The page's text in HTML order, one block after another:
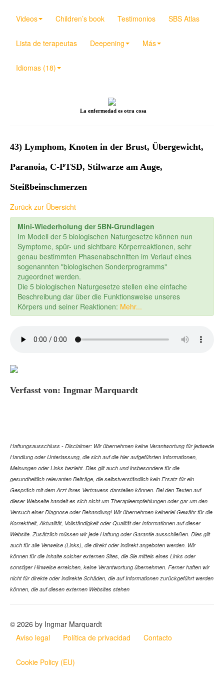
Videos Children’s book Testimonios SBS Atlas
Lista de terapeutas Deepening Más
Idiomas (18)
La enfermedad es otra cosa
43) Lymphom, Knoten in der Brust, Übergewicht,
Paranoia, C-PTSD, Stilwarze am Auge,
Steißbeinschmerzen
Zurück zur Übersicht
Mini-Wiederholung der 5BN-Grundlagen
Im Modell der 5 biologischen Naturgesetze können nun
Symptome, spür- und sichtbare Körperreaktionen, sehr
genau bestimmten Phasenabschnitten im Verlauf eines
sogenannten "biologischen Sonderprogramms"
zugeordnet werden.
Die 5 biologischen Naturgesetze stellen eine einfache
Beschreibung dar über die Funktionsweise unseres
Körpers und seiner Reaktionen: Mehr...
Verfasst von: Ingmar Marquardt
Haftungsausschluss - Disclaimer: Wir übernehmen keine Verantwortung für jedwede
Handlung oder Unterlassung, die sich auf die hier aufgeführten Informationen,
Meinungen oder Links bezieht. Dies gilt auch und insbesondere für die
gesundheitlich relevanten Beiträge, die selbstverständlich kein Ersatz für ein
Gespräch mit dem Arzt Ihres Vertrauens darstellen können. Bei den Texten auf
dieser Webseite handelt es sich nicht um Therapieempfehlungen oder gar um den
Versuch einer Diagnose oder Behandlung! Wir übernehmen keinerlei Gewähr für die
Korrektheit, Aktualität, Vollständigkeit oder Qualität der Informationen auf dieser
Website. Zusätzlich müssen wir jede Haftung oder Garantie ausschließen. Dies gilt
auch für alle Verweise (Links), die direkt oder indirekt angeboten werden. Wir
können für die Inhalte solcher externen Sites, die Sie mittels eines Links oder
sonstiger Hinweise erreichen, keine Verantwortung übernehmen. Ferner haften wir
nicht für direkte oder indirekte Schäden, die auf Informationen zurückgeführt werden
können, die auf diesen externen Websites stehen
© 2026 by Ingmar Marquardt
Aviso legal
Política de privacidad Contacto
Cookie Policy (EU)